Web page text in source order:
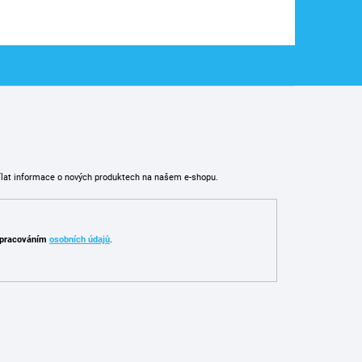
informace o nových produktech na našem e-shopu.
osobních údajů.